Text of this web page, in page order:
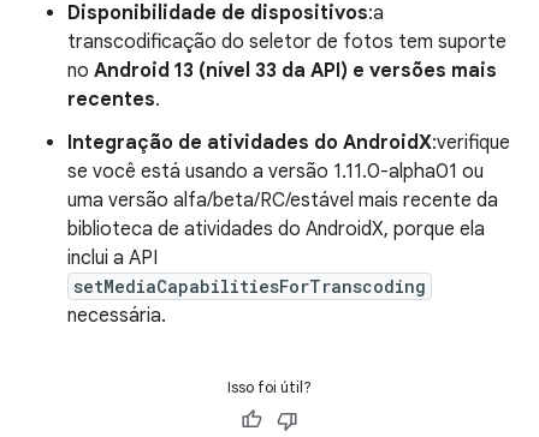
Disponibilidade de dispositivos:a
transcodificação do seletor de fotos tem suporte
no Android 13 (nível 33 da API) e versões mais
recentes.
Integração de atividades do AndroidX:verifique
se você está usando a versão 1.11.0-alpha01 ou
uma versão alfa/beta/RC/estável mais recente da
biblioteca de atividades do AndroidX, porque ela
inclui a API
setMediaCapabilitiesForTranscoding
necessária.
Isso foi útil?